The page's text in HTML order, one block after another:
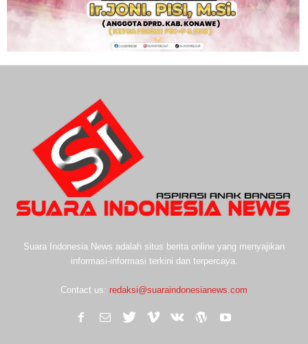
Suara Indonesia News adalah situs berita online yang menyajikan
informasi-informasi terkini dan terpercaya.
Contact us: redaksi@suaraindonesianews.com